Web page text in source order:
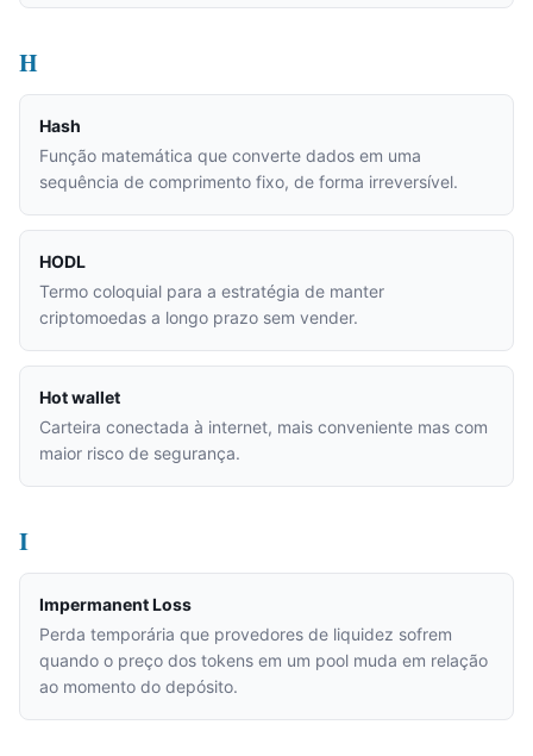
H
Hash
Função matemática que converte dados em uma
sequência de comprimento fixo, de forma irreversível.
HODL
Termo coloquial para a estratégia de manter
criptomoedas a longo prazo sem vender.
Hot wallet
Carteira conectada à internet, mais conveniente mas com
maior risco de segurança.
I
Impermanent Loss
Perda temporária que provedores de liquidez sofrem
quando o preço dos tokens em um pool muda em relação
ao momento do depósito.